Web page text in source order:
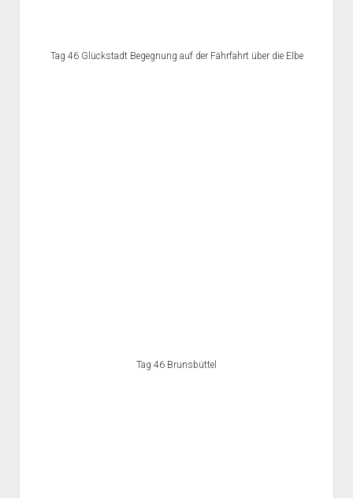
Tag 46 Glückstadt Begegnung auf der Fährfahrt über die Elbe
Tag 46 Brunsbüttel